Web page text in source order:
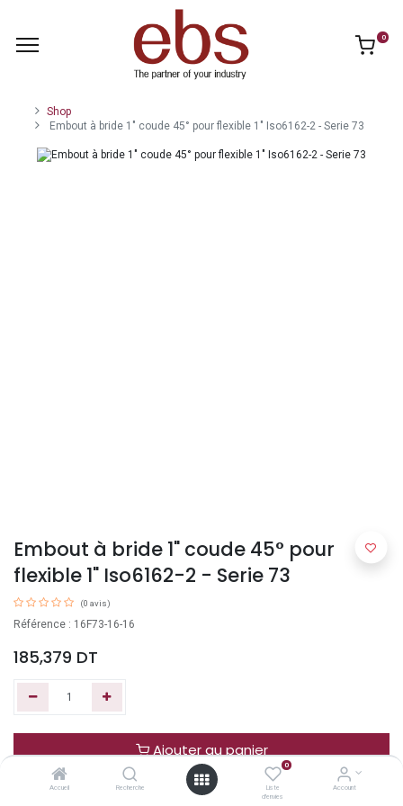
Accueil Recherche
0
Liste
d'envies
Account
0
Shop
Embout à bride 1" coude 45° pour flexible 1" Iso6162-2 - Serie 73
Embout à bride 1" coude 45° pour
flexible 1" Iso6162-2 - Serie 73
(0 avis)
Référence : 16F73-16-16
185,379 DT
Ajouter au panier
Acheter maintenant